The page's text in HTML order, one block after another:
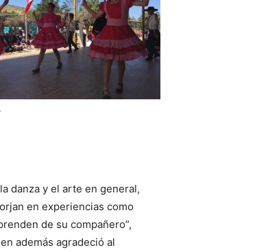
danza y el arte en general,
en experiencias como
de su compañero”,
además agradeció al